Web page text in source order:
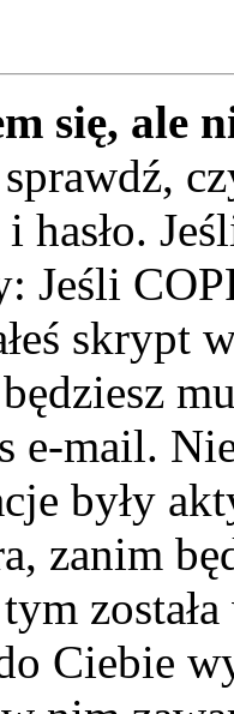
się, ale
Jeśli
skrypt
e-mail.
były
zanim
Ciebie